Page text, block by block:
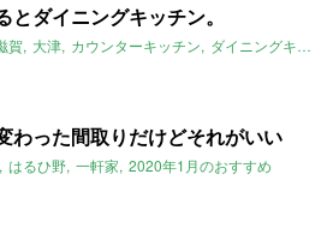
とダイニングキッチン。
賀 大津 カウンターキッチン ダイニングキッチン
わった間取りだけどそれがいい
はるひ野 一軒家 2020年1月のおすすめ